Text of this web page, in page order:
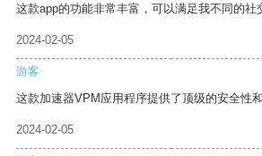
这款app的功能非常丰富，可以满足我不同的社
2024-02-05
游客
这款加速器VPM应用程序提供了顶级的安全性和
2024-02-05